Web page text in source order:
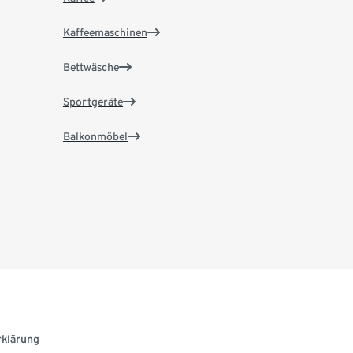
Kaffeemaschinen
Bettwäsche
Sportgeräte
Balkonmöbel